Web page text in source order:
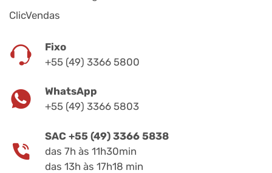
ClicVendas
Fixo
+55 (49) 3366 5800
WhatsApp
+55 (49) 3366 5803
SAC +55 (49) 3366 5838
das 7h às 11h30min
das 13h às 17h18 min